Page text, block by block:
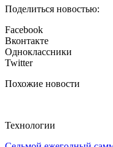
Поделиться новостью:
Facebook
Вконтакте
Одноклассники
Twitter
Похожие новости
Технологии